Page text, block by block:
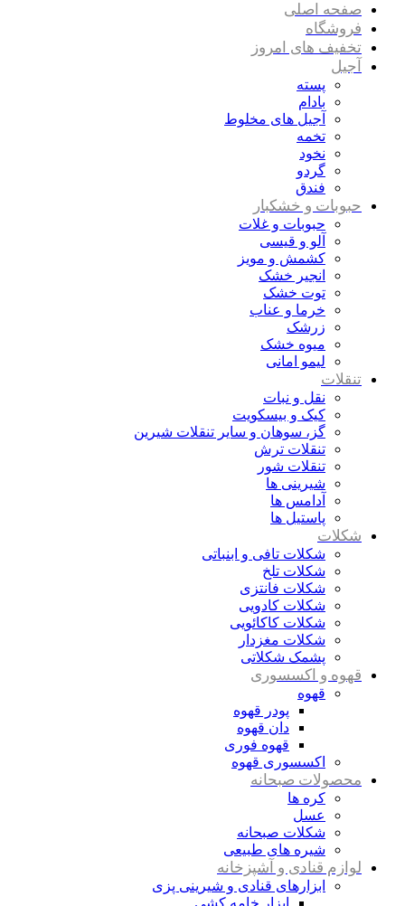
صفحه اصلی
فروشگاه
تخفیف های امروز
آجیل
پسته
بادام
آجیل های مخلوط
تخمه
نخود
گردو
فندق
حبوبات و خشکبار
حبوبات و غلات
آلو و قیسی
کشمش و مویز
انجیر خشک
توت خشک
خرما و عناب
زرشک
میوه خشک
لیمو امانی
تنقلات
نقل و نبات
کیک و بیسکویت
گز، سوهان و سایر تنقلات شیرین
تنقلات ترش
تنقلات شور
شیرینی ها
آدامس ها
پاستیل ها
شکلات
شکلات تافی و ابنباتی
شکلات تلخ
شکلات فانتزی
شکلات کادویی
شکلات کاکائویی
شکلات مغزدار
پشمک شکلاتی
قهوه و اکسسوری
قهوه
پودر قهوه
دان قهوه
قهوه فوری
اکسسوری قهوه
محصولات صبحانه
کره ها
عسل
شکلات صبحانه
شیره های طبیعی
لوازم قنادی و آشپزخانه
ابزارهای قنادی و شیرینی پزی